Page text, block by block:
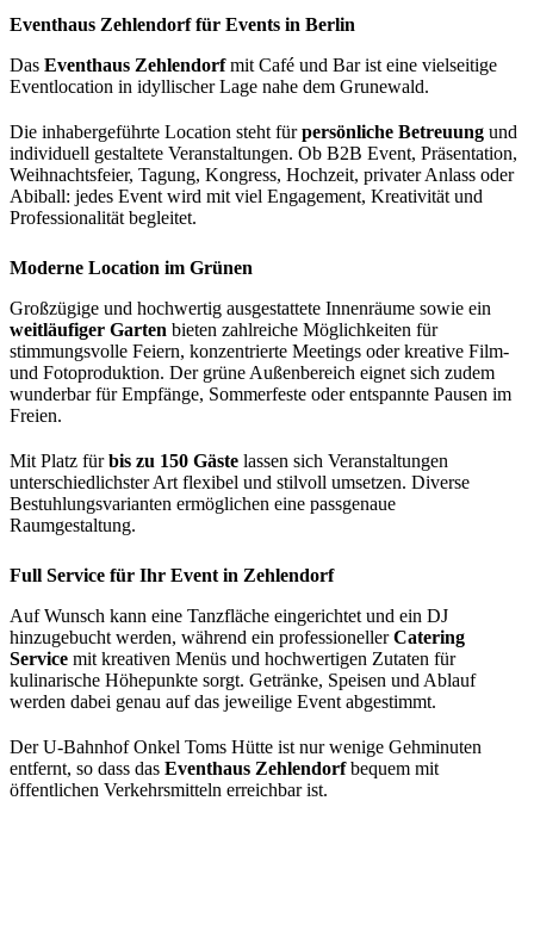
Eventhaus Zehlendorf für Events in Berlin
Das Eventhaus Zehlendorfmit Café und Bar ist eine vielseitige
Eventlocation in idyllischer Lage nahe dem Grunewald.
Die inhabergeführte Location steht fürpersönliche Betreuung und
individuell gestaltete Veranstaltungen. Ob B2B Event, Präsentation,
Weihnachtsfeier, Tagung, Kongress, Hochzeit, privater Anlass oder
Abiball: jedes Event wird mit viel Engagement, Kreativität und
Professionalität begleitet.
Moderne Location im Grünen
Großzügige und hochwertig ausgestattete Innenräume sowie ein
weitläufiger Garten bieten zahlreiche Möglichkeiten für
stimmungsvolle Feiern, konzentrierte Meetings oder kreative Film-
und Fotoproduktion. Der grüne Außenbereich eignet sich zudem
wunderbar für Empfänge, Sommerfeste oder entspannte Pausen im
Freien.
Mit Platz fürbis zu 150 Gäste lassen sich Veranstaltungen
unterschiedlichster Art flexibel und stilvoll umsetzen. Diverse
Bestuhlungsvarianten ermöglichen eine passgenaue
Raumgestaltung.
Full Service für Ihr Event in Zehlendorf
Auf Wunsch kann eine Tanzfläche eingerichtet und ein DJ
hinzugebucht werden, während ein professionellerCatering
Service mit kreativen Menüs und hochwertigen Zutaten für
kulinarische Höhepunkte sorgt. Getränke, Speisen und Ablauf
werden dabei genau auf das jeweilige Event abgestimmt.
Der U-Bahnhof Onkel Toms Hütte ist nur wenige Gehminuten
entfernt, so dass das Eventhaus Zehlendorfbequem mit
öffentlichen Verkehrsmitteln erreichbar ist.